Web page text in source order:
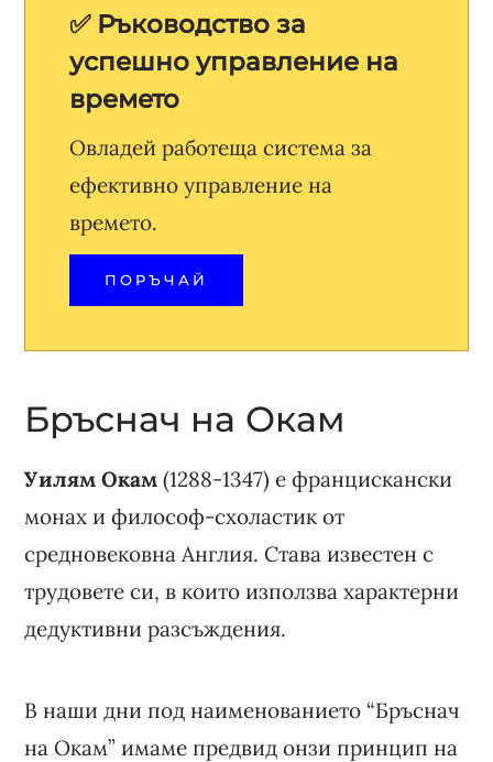
✅ Ръководство за
успешно управление на
времето
Овладей работеща система за
ефективно управление на
времето.
ПОРЪЧАЙ
Бръснач на Окам
Уилям Окам (1288-1347) е францискански
монах и философ-схоластик от
средновековна Англия. Става известен с
трудовете си, в които използва характерни
дедуктивни разсъждения.
В наши дни под наименованието “Бръснач
на Окам” имаме предвид онзи принцип на